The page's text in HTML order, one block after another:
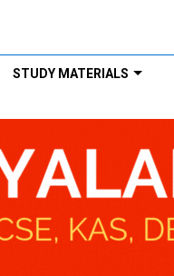
STUDY MATERIALS